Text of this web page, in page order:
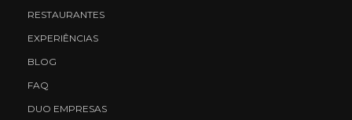
RESTAURANTES
EXPERIÊNCIAS
BLOG
FAQ
DUO EMPRESAS